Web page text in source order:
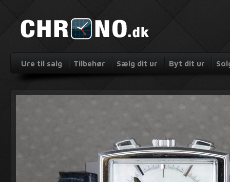
Ure til salg Tilbehør Sælg dit ur Byt dit ur